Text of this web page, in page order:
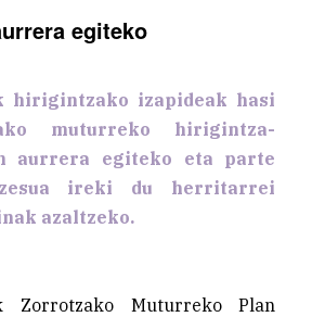
egiteko
hirigintzako izapideak hasi
muturreko hirigintza-
aurrera egiteko eta parte
ireki du herritarrei
azaltzeko.
Zorrotzako Muturreko Plan